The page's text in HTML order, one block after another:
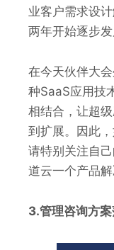
业客户需求设
两年开始逐步发
在今天伙伴大
种SaaS应用技
相结合，让超
到扩展。因此
请特别关注自
道云一个产品解
3.管理咨询方